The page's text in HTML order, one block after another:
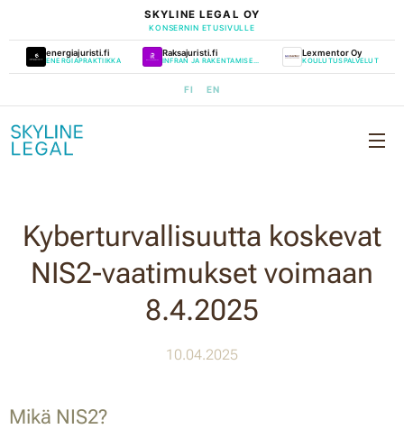
SKYLINE LEGAL OY
KONSERNIN ETUSIVULLE
energiajuristi.fi
ENERGIAPRAKTIIKKA
Raksajuristi.fi
INFRAN JA RAKENTAMISEN PRAKTIIKKA
Lexmentor Oy
KOULUTUSPALVELUT
FI EN
Kyberturvallisuutta koskevat
NIS2-vaatimukset voimaan
8.4.2025
10.04.2025
Mikä NIS2?